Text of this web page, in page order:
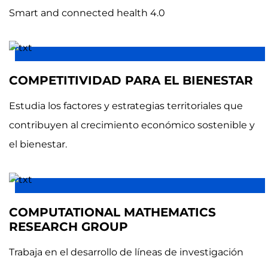
Smart and connected health 4.0
COMPETITIVIDAD PARA EL BIENESTAR
Estudia los factores y estrategias territoriales que
contribuyen al crecimiento económico sostenible y
el bienestar.
COMPUTATIONAL MATHEMATICS
RESEARCH GROUP
Trabaja en el desarrollo de líneas de investigación